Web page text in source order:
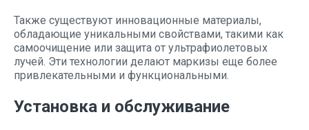
Также существуют инновационные материалы,
обладающие уникальными свойствами, такими как
самоочищение или защита от ультрафиолетовых
лучей. Эти технологии делают маркизы еще более
привлекательными и функциональными.
Установка и обслуживание